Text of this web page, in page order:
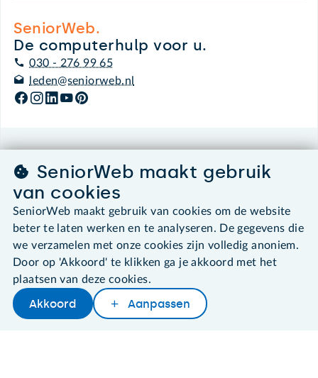
Later lezenDelenWoordenboek
SeniorWeb.
De computerhulp voor u.
030 - 276 99 65
leden@seniorweb.nl
Algemene voorwaarden
Cookies en cookie-instellingen
Disclaimer
SeniorWeb maakt gebruik
van cookies
SeniorWeb maakt gebruik van cookies om de website
beter te laten werken en te analyseren. De gegevens die
we verzamelen met onze cookies zijn volledig anoniem.
Door op 'Akkoord' te klikken ga je akkoord met het
plaatsen van deze cookies.
Akkoord Aanpassen